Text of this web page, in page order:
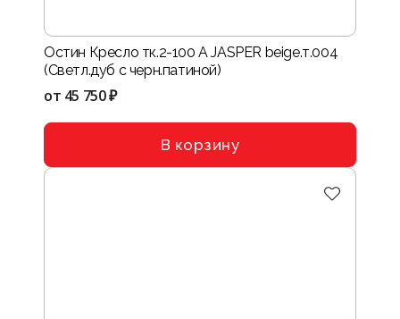
Остин Кресло тк.2-100 A JASPER beige.т.004
(Светл.дуб с черн.патиной)
от 45 750 ₽
В корзину